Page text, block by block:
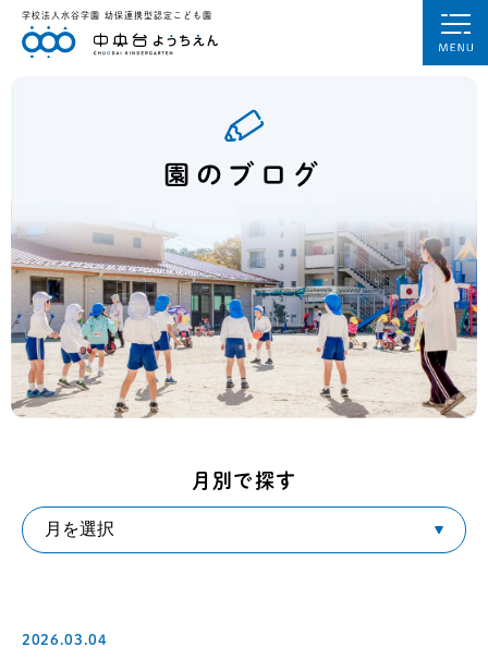
学校法人水谷学園 幼保連携型認定こども園
園のブログ
月別で探す
2026.03.04